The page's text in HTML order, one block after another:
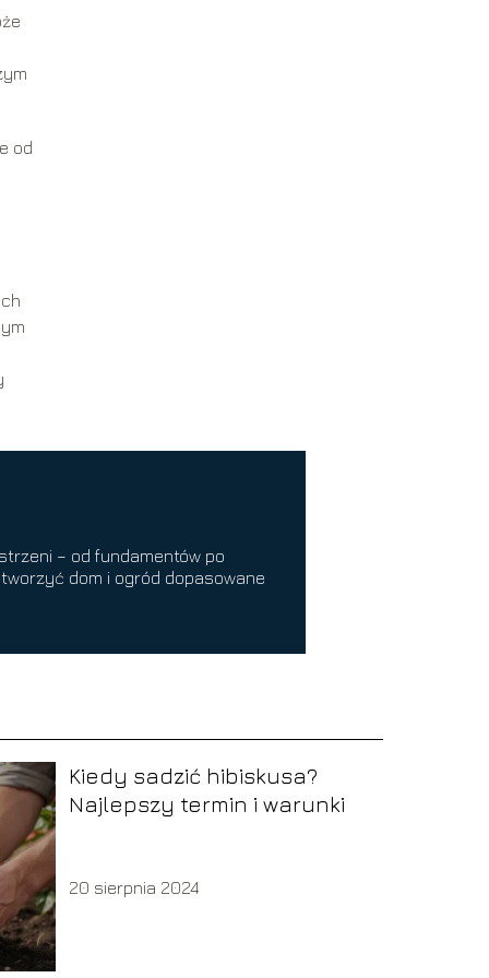
od
– od fundamentów po
dom i ogród dopasowane
Kiedy sadzić hibiskusa?
Najlepszy termin i warunki
20 sierpnia 2024